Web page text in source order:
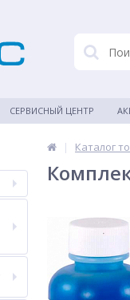
СЕРВИСНЫЙ ЦЕНТР
| Каталог